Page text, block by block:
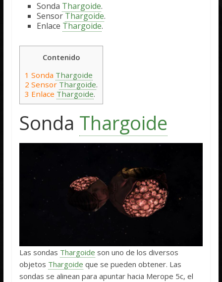
Sonda Thargoide.
Sensor Thargoide.
Enlace Thargoide.
Contenido
1 Sonda Thargoide
2 Sensor Thargoide.
3 Enlace Thargoide.
Sonda Thargoide
Las sondas Thargoide son uno de los diversos
objetos Thargoide que se pueden obtener. Las
sondas se alinean para apuntar hacia Merope 5c, el